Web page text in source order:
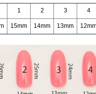
1 2 3 4
15mm 14mm 13mm